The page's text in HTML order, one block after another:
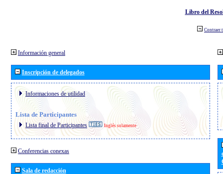
Libro del
Contraer
Información general
Inscripción de delegados
Informaciones de utilidad
Lista de Participantes
Lista final de Participantes Inglés solamente
Conferencias conexas
Sala de redacción